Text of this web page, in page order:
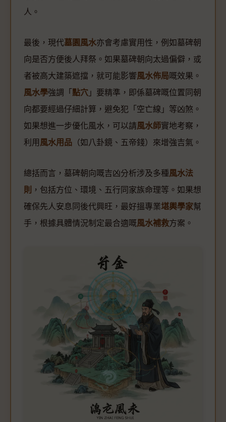
人。
最後，現代墓園風水亦會考慮實用性，例如墓碑朝
向是否方便後人拜祭。如果墓碑朝向太過偏僻，或
者被高大建築遮擋，就可能影響風水佈局嘅效果。
風水學強調「 點穴 」要精準，即係墓碑嘅位置同朝
向都要經過仔細計算，避免犯「空亡線」等凶煞。
如果想進一步優化風水，可以請風水師實地考察，
利用 風水用品 （如八卦鏡、五帝錢）來增強吉氣。
總括而言，墓碑朝向嘅吉凶分析涉及多種風水法
則
，包括方位、環境、五行同家族命理等。如果想
確保先人安息同後代興旺，最好搵專業堪輿學家幫
手，根據具體情況制定最合適嘅風水補救方案。